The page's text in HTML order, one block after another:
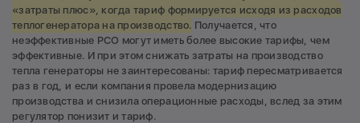
«затраты плюс», когда тариф формируется исходя из расходов
теплогенератора на производство. Получается, что
неэффективные РСО могут иметь более высокие тарифы, чем
эффективные. И при этом снижать затраты на производство
тепла генераторы не заинтересованы: тариф пересматривается
раз в год, и если компания провела модернизацию
производства и снизила операционные расходы, вслед за этим
регулятор понизит и тариф.